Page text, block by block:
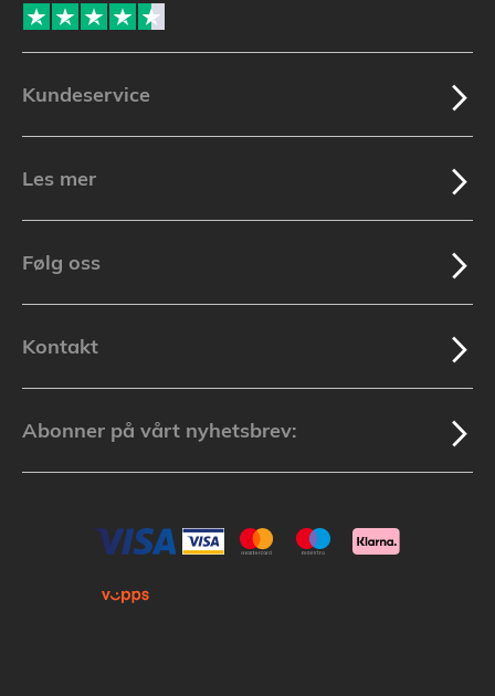
Kundeservice
Les mer
Følg oss
Kontakt
Abonner på vårt nyhetsbrev: